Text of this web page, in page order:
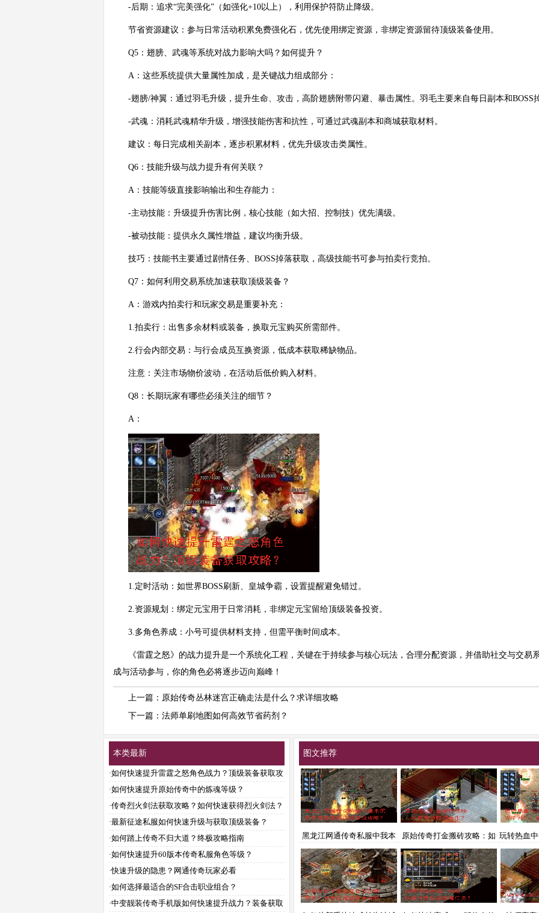
-后期：追求“完美强化”（如强化+10以上），利用保护符防止降级。
节省资源建议：参与日常活动积累免费强化石，优先使用绑定资源，非绑定资源留待顶级装备使用。
Q5：翅膀、武魂等系统对战力影响大吗？如何提升？
A：这些系统提供大量属性加成，是关键战力组成部分：
-翅膀/神翼：通过羽毛升级，提升生命、攻击，高阶翅膀附带闪避、暴击属性。羽毛主要来自每日副本和BOSS
-武魂：消耗武魂精华升级，增强技能伤害和抗性，可通过武魂副本和商城获取材料。
建议：每日完成相关副本，逐步积累材料，优先升级攻击类属性。
Q6：技能升级与战力提升有何关联？
A：技能等级直接影响输出和生存能力：
-主动技能：升级提升伤害比例，核心技能（如大招、控制技）优先满级。
-被动技能：提供永久属性增益，建议均衡升级。
技巧：技能书主要通过剧情任务、BOSS掉落获取，高级技能书可参与拍卖行竞拍。
Q7：如何利用交易系统加速获取顶级装备？
A：游戏内拍卖行和玩家交易是重要补充：
1.拍卖行：出售多余材料或装备，换取元宝购买所需部件。
2.行会内部交易：与行会成员互换资源，低成本获取稀缺物品。
注意：关注市场物价波动，在活动后低价购入材料。
Q8：长期玩家有哪些必须关注的细节？
A：
1.定时活动：如世界BOSS刷新、皇城争霸，设置提醒避免错过。
2.资源规划：绑定元宝用于日常消耗，非绑定元宝留给顶级装备投资。
3.多角色养成：小号可提供材料支持，但需平衡时间成本。
《雷霆之怒》的战力提升是一个系统化工程，关键在于持续参与核心玩法，合理分配资源，并借助社交与交易
成与活动参与，你的角色必将逐步迈向巅峰！
上一篇： 原始传奇丛林迷宫正确走法是什么？求详细攻略
下一篇： 法师单刷地图如何高效节省药剂？
本类最新
·如何快速提升雷霆之怒角色战力？顶级装备获取攻
略？
·如何快速提升原始传奇中的炼魂等级？
·传奇烈火剑法获取攻略？如何快速获得烈火剑法？
·最新征途私服如何快速升级与获取顶级装备？
·如何踏上传奇不归大道？终极攻略指南
·如何快速提升60版本传奇私服角色等级？
·快速升级的隐患？网通传奇玩家必看
·如何选择最适合的SF合击职业组合？
·中变靓装传奇手机版如何快速提升战力？装备获取
图文推荐
黑龙江网通传奇私服中我本
沉默蛮荒部落的详细路线攻
略？
原始传奇打金搬砖攻略：如
何高效赚取金币？
玩转热血
界手游sf